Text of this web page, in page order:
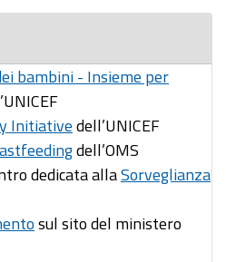
bambini - Insieme per
Initiativedell’UNICEF
dell’OMS
dedicata allaSorveglianza
sul sito del ministero